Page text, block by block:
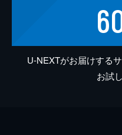
U-NEXTがお届けする
お試